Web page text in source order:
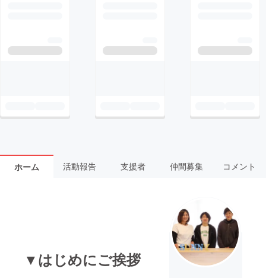
ホーム 活動報告 支援者 仲間募集 コメント
▼はじめにご挨拶